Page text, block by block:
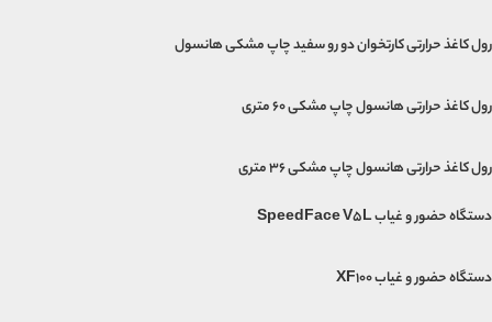
رول کاغذ حرارتی کارتخوان دو رو سفید چاپ مشکی هانسول
رول کاغذ حرارتی هانسول چاپ مشکی 60 متری
رول کاغذ حرارتی هانسول چاپ مشکی 36 متری
دستگاه حضور و غیاب SpeedFace V5L
دستگاه حضور و غیاب XF100